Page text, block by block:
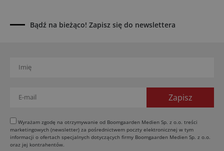
Kverneland Tersus 4000: trzy nowe kosiarki
bijakowe
02.08.2026
01.08.2026
Elektryczne maszyny terenowe: 3 kluczowe trendy
31.07.2026
Kukurydza w Polsce: aktualny stan plantacji
30.07.2026
Bądź na bieżąco! Zapisz się do newslettera
Wyrażam zgodę na otrzymywanie od Boomgaarden Medien Sp. z o.o. treści
marketingowych (newsletter) za pośrednictwem poczty elektronicznej w tym
informacji o ofertach specjalnych dotyczących firmy Boomgaarden Medien Sp. z o.o.
oraz jej kontrahentów.